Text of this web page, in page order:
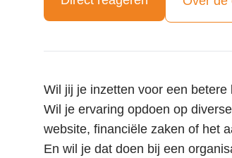
Wil jij je inzetten voor een betere
Wil je ervaring opdoen op
website, financiële zaken of het
En wil je dat doen bij een